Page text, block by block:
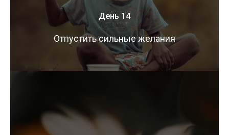
День 14
Отпустить сильные желания